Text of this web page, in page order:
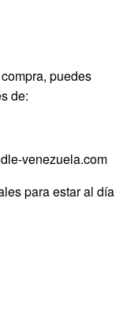
puedes
de:
venezuela.com
para estar al día